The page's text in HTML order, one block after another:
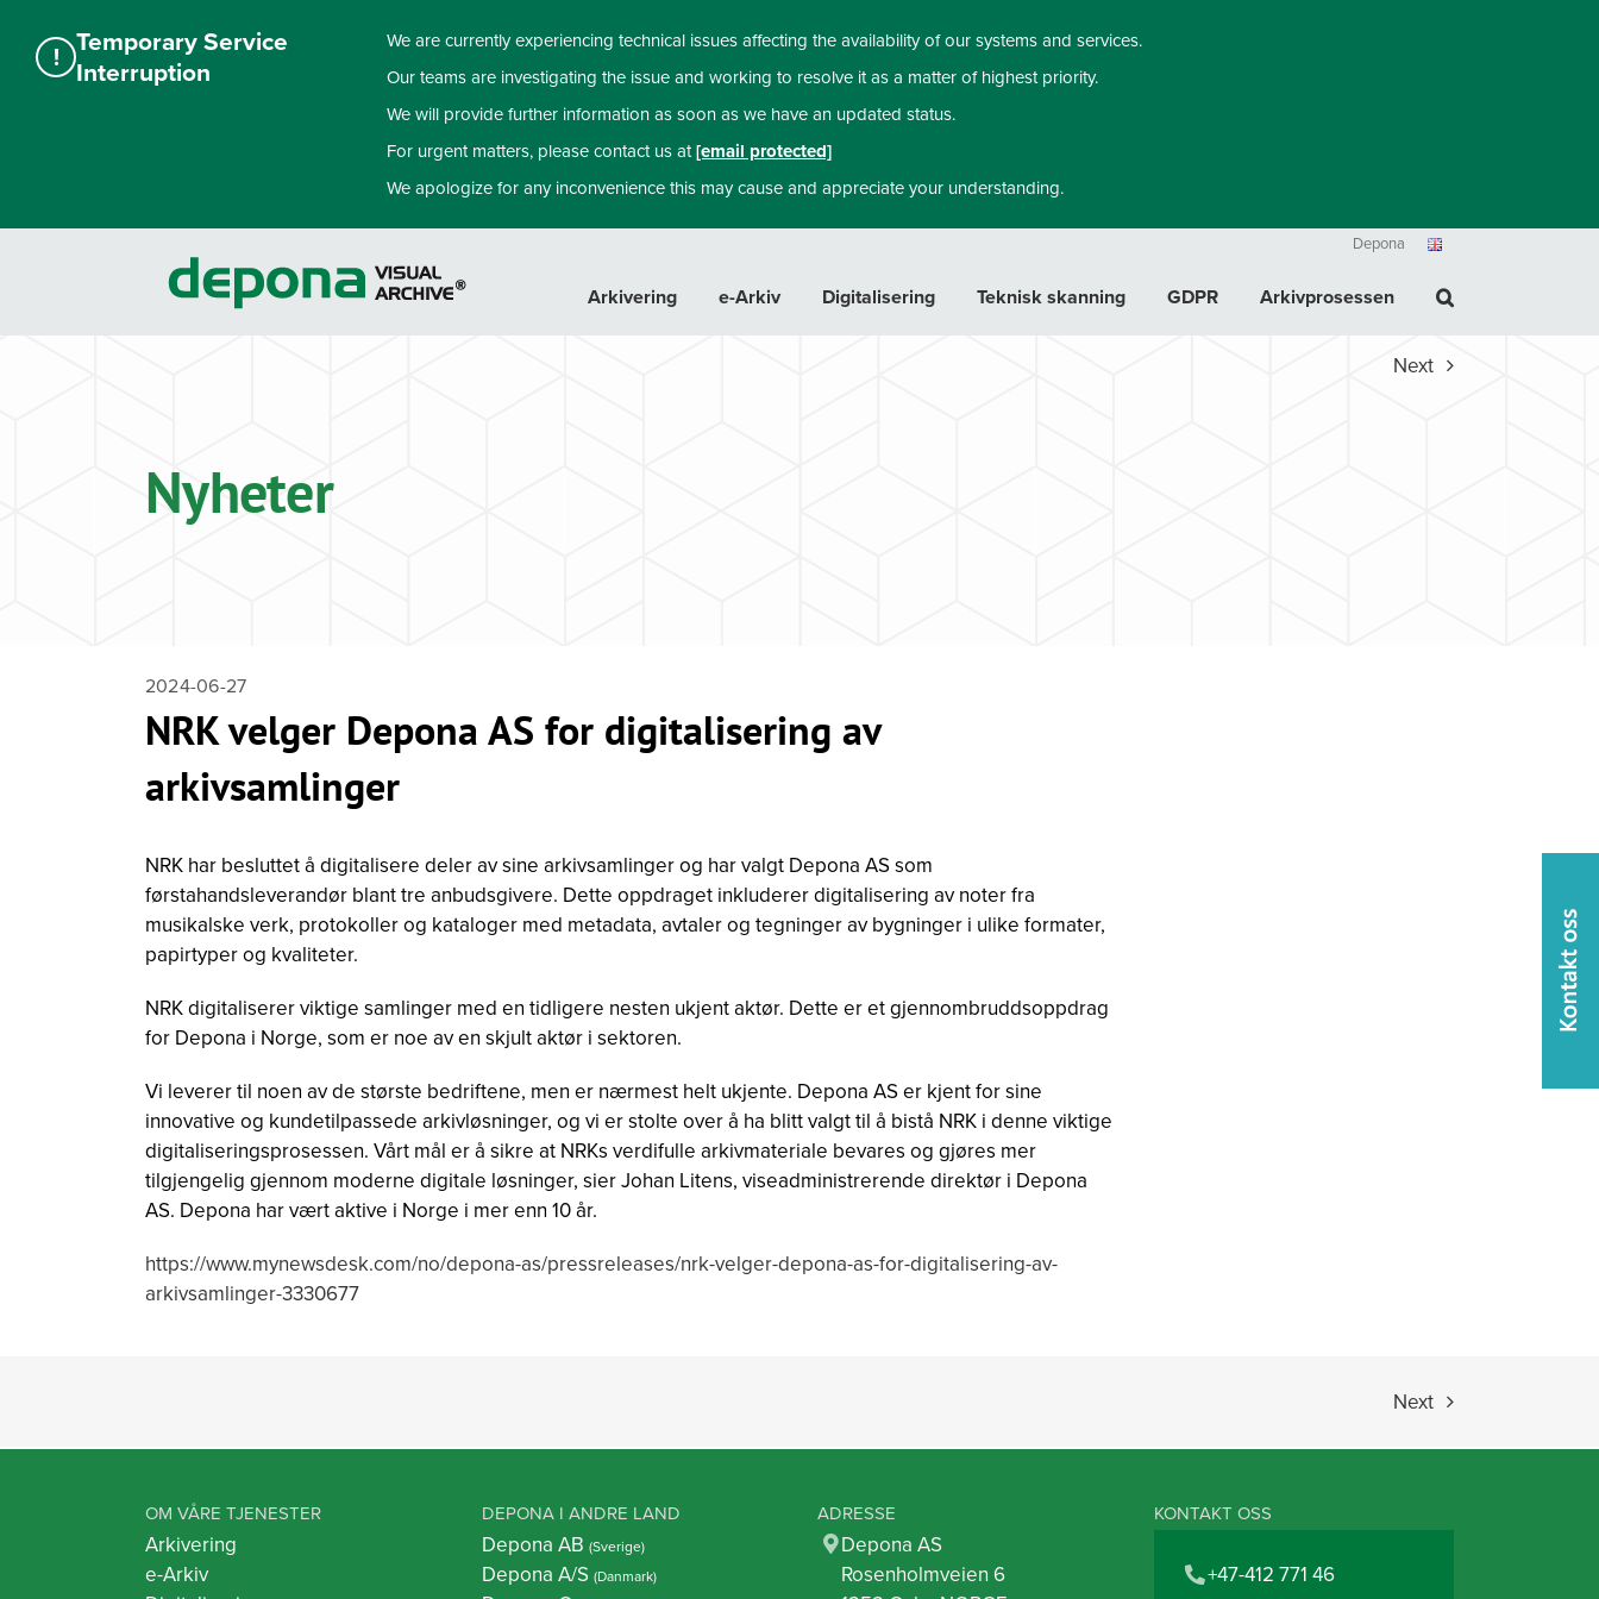
! Temporary Service
Interruption
We are currently experiencing technical issues affecting the availability of our systems and services.
Our teams are investigating the issue and working to resolve it as a matter of highest priority.
We will provide further information as soon as we have an updated status.
For urgent matters, please contact us at[email protected]
We apologize for any inconvenience this may cause and appreciate your understanding.
Depona
Arkivering e-Arkiv Digitalisering Teknisk skanning GDPR Arkivprosessen
Next
Nyheter
2024-06-27
NRK velger Depona AS for digitalisering av
arkivsamlinger
NRK har besluttet å digitalisere deler av sine arkivsamlinger og har valgt Depona AS som
førstahandsleverandør blant tre anbudsgivere. Dette oppdraget inkluderer digitalisering av noter fra
musikalske verk, protokoller og kataloger med metadata, avtaler og tegninger av bygninger i ulike formater,
papirtyper og kvaliteter.
NRK digitaliserer viktige samlinger med en tidligere nesten ukjent aktør. Dette er et gjennombruddsoppdrag
for Depona i Norge, som er noe av en skjult aktør i sektoren.
Vi leverer til noen av de største bedriftene, men er nærmest helt ukjente. Depona AS er kjent for sine
innovative og kundetilpassede arkivløsninger, og vi er stolte over å ha blitt valgt til å bistå NRK i denne viktige
digitaliseringsprosessen. Vårt mål er å sikre at NRKs verdifulle arkivmateriale bevares og gjøres mer
tilgjengelig gjennom moderne digitale løsninger, sier Johan Litens, viseadministrerende direktør i Depona
AS. Depona har vært aktive i Norge i mer enn 10 år.
https://www.mynewsdesk.com/no/depona-as/pressreleases/nrk-velger-depona-as-for-digitalisering-av-
arkivsamlinger-3330677
Next
OM VÅRE TJENESTER
Arkivering
e-Arkiv
DEPONA I ANDRE LAND
Depona AB (Sverige)
Depona A/S (Danmark)
ADRESSE
Depona AS
Rosenholmveien 6
KONTAKT OSS
+47-412 771 46